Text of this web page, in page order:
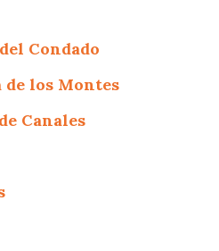
Condado
de los Montes
Canales